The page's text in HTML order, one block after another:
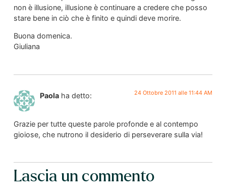
non è illusione, illusione è continuare a credere che posso
stare bene in ciò che è finito e quindi deve morire.
Buona domenica.
Giuliana
Paola ha detto: 24 Ottobre 2011 alle 11:44 AM
Grazie per tutte queste parole profonde e al contempo
gioiose, che nutrono il desiderio di perseverare sulla via!
Lascia un commento